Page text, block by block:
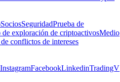
SociosSeguridadPrueba de
de exploración de criptoactivosMedio
conflictos de intereses
InstagramFacebookLinkedinTradingV